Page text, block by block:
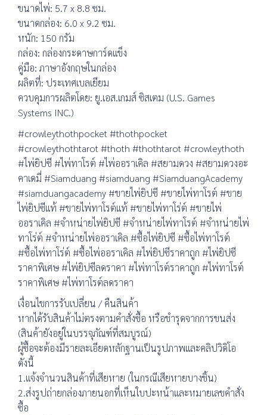
ขนาดไพ่: 5.7 x 8.8 ซม.
ขนาดกล่อง: 6.0 x 9.2 ซม.
หนัก: 150 กรัม
กล่อง: กล่องกระดาษการ์ดแข็ง
คู่มือ: ภาษาอังกฤษในกล่อง
ผลิตที่: ประเทศเบลเยียม
ควบคุมการผลิตโดย: ยู.เอส.เกมส์ ซิสเตม (U.S. Games
Systems INC.)
#crowleythothpocket #thothpocket
#crowleythothtarot #thoth #thothtarot #crowleythoth
#ไพ่ยิปซี #ไพ่ทาโรต์ #ไพ่ออราเคิล #สยามดวง #สยามดวงอะ
คาเดมี่ #Siamduang #siamduang #SiamduangAcademy
#siamduangacademy #ขายไพ่ยิปซี #ขายไพ่ทาโรต์ #ขาย
ไพ่ยิปซีแท้ #ขายไพ่ทาโรต์แท้ #ขายไพ่ทาโร่ต์ #ขายไพ่
ออราเคิล #จำหน่ายไพ่ยิปซี #จำหน่ายไพ่ทาโรต์ #จำหน่ายไพ่
ทาโร่ต์ #จำหน่ายไพ่ออราเคิล #ซื้อไพ่ยิปซี #ซื้อไพ่ทาโรต์
#ซื้อไพ่ทาโร่ต์ #ซื้อไพ่ออราเคิล #ไพ่ยิปซีราคาถูก #ไพ่ยิปซี
ราคาพิเศษ #ไพ่ยิปซีลดราคา #ไพ่ทาโรต์ราคาถูก #ไพ่ทาโรต์
ราคาพิเศษ #ไพ่ทาโรต์ลดราคา
เงื่อนไขการรับเปลี่ยน / คืนสินค้า
หากได้รับสินค้าไม่ตรงตามคำสั่งซื้อ หรือชำรุดจากการขนส่ง
(สินค้ายังอยู่ในบรรจุภัณฑ์ที่สมบูรณ์)
ผู้ซื้อจะต้องมีรายละเอียดหลักฐานเป็นรูปภาพและคลิปวิดิโอ
ดังนี้
1.แจ้งจำนวนสินค้าที่เสียหาย (ในกรณีเสียหายบางชิ้น)
2.ส่งรูปถ่ายกล่องภายนอกที่เห็นใบปะหน้าและหมายเลขคำสั่ง
ซื้อ